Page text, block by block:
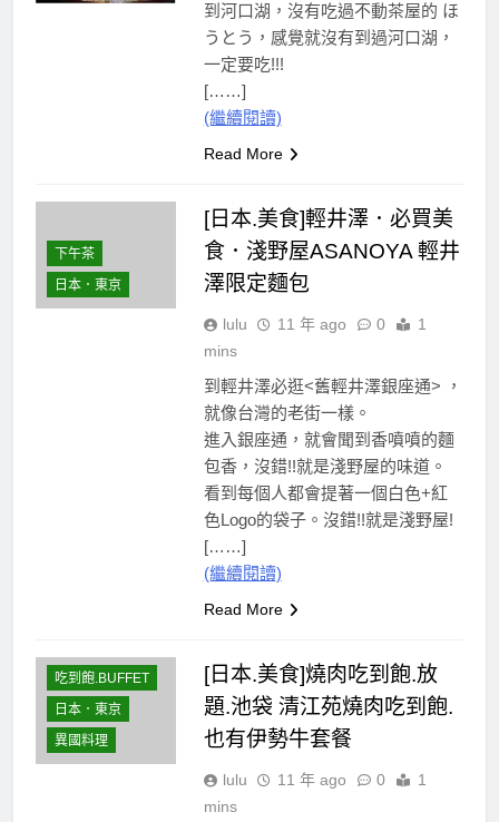
到河口湖，沒有吃過不動茶屋的 ほ
うとう，感覺就沒有到過河口湖，
一定要吃!!!
[……]
(繼續閱讀)
Read More
下午茶
日本．東京
[日本.美食]輕井澤．必買美
食．淺野屋ASANOYA 輕井
澤限定麵包
lulu 11 年 ago 0
1
mins
到輕井澤必逛<舊輕井澤銀座通> ，
就像台灣的老街一樣。
進入銀座通，就會聞到香噴噴的麵
包香，沒錯!!就是淺野屋的味道。
看到每個人都會提著一個白色+紅
色Logo的袋子。沒錯!!就是淺野屋!
[……]
(繼續閱讀)
Read More
吃到飽.BUFFET
日本．東京
異國料理
[日本.美食]燒肉吃到飽.放
題.池袋 清江苑燒肉吃到飽.
也有伊勢牛套餐
lulu 11 年 ago 0
1
mins